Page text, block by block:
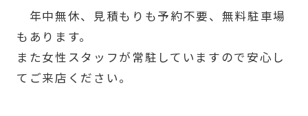
年中無休、見積もりも予約不要、無料駐車場
もあります。
また女性スタッフが常駐していますので安心し
てご来店ください。